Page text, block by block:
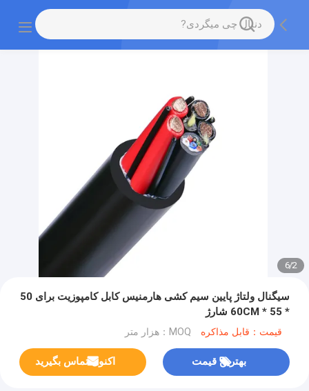
2
/
6
سیگنال ولتاژ پایین سیم کشی هارمنیس کابل کامپوزیت برای 50
* 55 * 60CM شارژ
قیمت：قابل مذاکره MOQ：هزار متر
بهترین قیمت اکنون تماس بگیرید